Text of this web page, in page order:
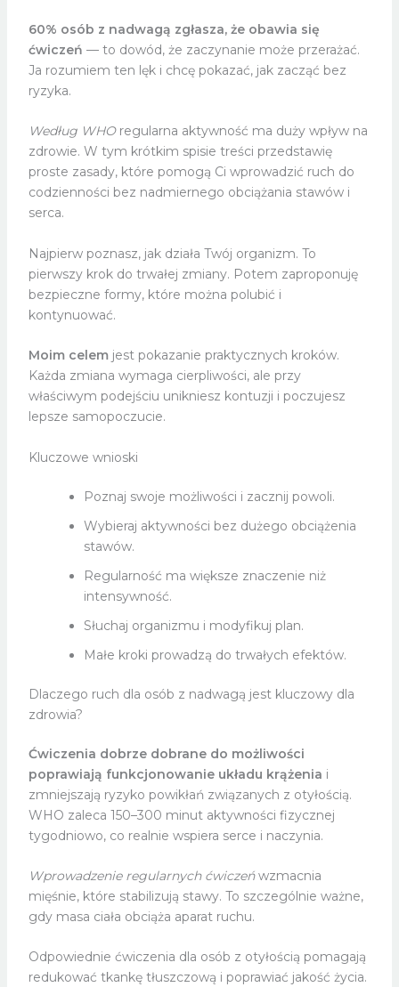
60% osób z nadwagą zgłasza, że obawia się
ćwiczeń — to dowód, że zaczynanie może przerażać.
Ja rozumiem ten lęk i chcę pokazać, jak zacząć bez
ryzyka.
Według WHOregularna aktywność ma duży wpływ na
zdrowie. W tym krótkim spisie treści przedstawię
proste zasady, które pomogą Ci wprowadzić ruch do
codzienności bez nadmiernego obciążania stawów i
serca.
Najpierw poznasz, jak działa Twój organizm. To
pierwszy krok do trwałej zmiany. Potem zaproponuję
bezpieczne formy, które można polubić i
kontynuować.
Moim celemjest pokazanie praktycznych kroków.
Każda zmiana wymaga cierpliwości, ale przy
właściwym podejściu unikniesz kontuzji i poczujesz
lepsze samopoczucie.
Kluczowe wnioski
Poznaj swoje możliwości i zacznij powoli.
Wybieraj aktywności bez dużego obciążenia
stawów.
Regularność ma większe znaczenie niż
intensywność.
Słuchaj organizmu i modyfikuj plan.
Małe kroki prowadzą do trwałych efektów.
Dlaczego ruch dla osób z nadwagą jest kluczowy dla
zdrowia?
Ćwiczenia dobrze dobrane do możliwości
poprawiają funkcjonowanie układu krążenia i
zmniejszają ryzyko powikłań związanych z otyłością.
WHO zaleca 150–300 minut aktywności fizycznej
tygodniowo, co realnie wspiera serce i naczynia.
Wprowadzenie regularnych ćwiczeńwzmacnia
mięśnie, które stabilizują stawy. To szczególnie ważne,
gdy masa ciała obciąża aparat ruchu.
Odpowiednie ćwiczenia dla osób z otyłością pomagają
redukować tkankę tłuszczową i poprawiać jakość życia.